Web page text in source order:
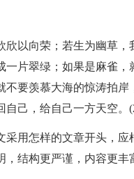
欣以向荣；若生为幽草
一片翠绿；如果是麻雀
不要羡慕大海的惊涛拍
自己，给自己一方天空
采用怎样的文章开头，
结构更严谨，内容更丰